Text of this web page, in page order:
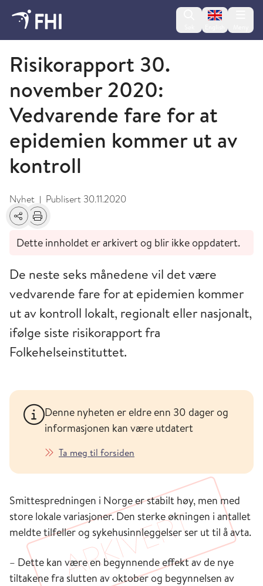
Change
November
Risikorapport 30.
november 2020:
Vedvarende fare for at
epidemien kommer ut av
kontroll
Nyhet | Publisert 30.11.2020
Del Skriv ut
Dette innholdet er arkivert og blir ikke oppdatert.
De neste seks månedene vil det være
vedvarende fare for at epidemien kommer
ut av kontroll lokalt, regionalt eller nasjonalt,
ifølge siste risikorapport fra
Folkehelseinstituttet.
Denne nyheten er eldre enn 30 dager og
informasjonen kan være utdatert
Ta meg til forsiden
Smittespredningen i Norge er stabilt høy, men med
store lokale variasjoner. Den sterke økningen i antallet
meldte tilfeller og sykehusinnleggelser ser ut til å avta.
– Dette kan være en begynnende effekt av de nye
tiltakene fra slutten av oktober og begynnelsen av